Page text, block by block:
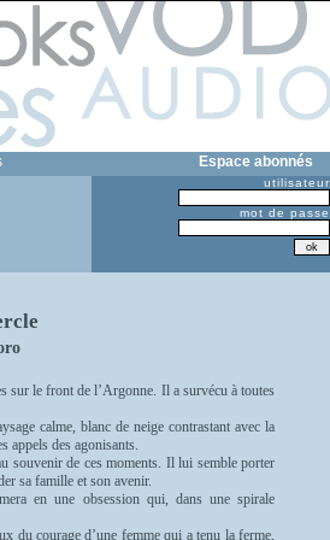
Espace abonnés
utilisateur
mot de passe
sur le front de l’Argonne. Il a survécu à toutes
calme, blanc de neige contrastant avec la
appels des agonisants.
souvenir de ces moments. Il lui semble porter
sa famille et son avenir.
en une obsession qui, dans une spirale
du courage d’une femme qui a tenu la ferme,